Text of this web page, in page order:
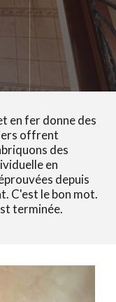
en fer donne des
offrent
des
en
depuis
C'est le bon mot.
terminée.